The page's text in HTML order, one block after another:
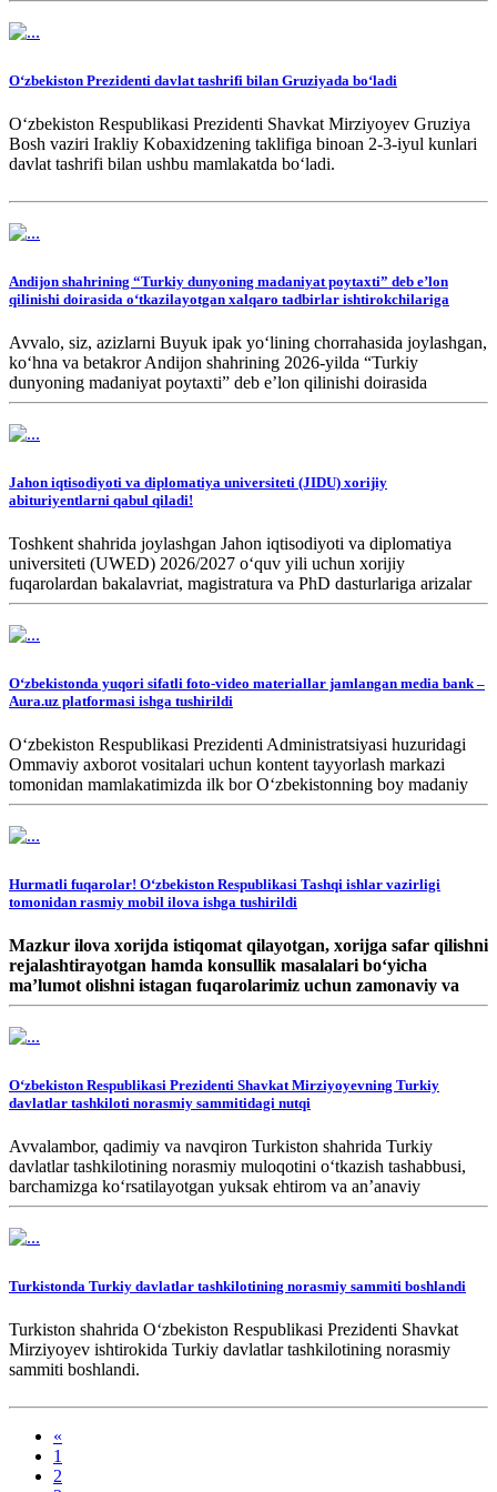
Oʻzbekiston Prezidenti davlat tashrifi bilan Gruziyada boʻladi
Oʻzbekiston Respublikasi Prezidenti Shavkat Mirziyoyev Gruziya
Bosh vaziri Irakliy Kobaxidzening taklifiga binoan 2-3-iyul kunlari
davlat tashrifi bilan ushbu mamlakatda boʻladi.
Andijon shahrining “Turkiy dunyoning madaniyat poytaxti” deb eʼlon
qilinishi doirasida oʻtkazilayotgan xalqaro tadbirlar ishtirokchilariga
Avvalo, siz, azizlarni Buyuk ipak yoʻlining chorrahasida joylashgan,
koʻhna va betakror Andijon shahrining 2026-yilda “Turkiy
dunyoning madaniyat poytaxti” deb eʼlon qilinishi doirasida
oʻtkazilayotgan tadbirlarning ochilishi bilan chin qalbimdan samimiy
muborakbod etaman.
Jahon iqtisodiyoti va diplomatiya universiteti (JIDU) xorijiy
abituriyentlarni qabul qiladi!
Toshkent shahrida joylashgan Jahon iqtisodiyoti va diplomatiya
universiteti (UWED) 2026/2027 o‘quv yili uchun xorijiy
fuqarolardan bakalavriat, magistratura va PhD dasturlariga arizalar
qabul qiladi.
O‘zbekistonda yuqori sifatli foto-video materiallar jamlangan media bank –
Aura.uz platformasi ishga tushirildi
O‘zbekiston Respublikasi Prezidenti Administratsiyasi huzuridagi
Ommaviy axborot vositalari uchun kontent tayyorlash markazi
tomonidan mamlakatimizda ilk bor O‘zbekistonning boy madaniy
merosi, betakror tabiati, zamonaviy shaharlari va turmush tarzini aks
ettiruvchi foto hamda video materiallarni bir joyga jamlagan
innovatsion media bank – Aura.uz platformasi ishga tushirildi.
Hurmatli fuqarolar! O‘zbekiston Respublikasi Tashqi ishlar vazirligi
tomonidan rasmiy mobil ilova ishga tushirildi
Mazkur ilova xorijda istiqomat qilayotgan, xorijga safar qilishni
rejalashtirayotgan hamda konsullik masalalari bo‘yicha
ma’lumot olishni istagan fuqarolarimiz uchun zamonaviy va
qulay yechim hisoblanadi.
Oʻzbekiston Respublikasi Prezidenti Shavkat Mirziyoyevning Turkiy
davlatlar tashkiloti norasmiy sammitidagi nutqi
Avvalambor, qadimiy va navqiron Turkiston shahrida Turkiy
davlatlar tashkilotining norasmiy muloqotini oʻtkazish tashabbusi,
barchamizga koʻrsatilayotgan yuksak ehtirom va anʼanaviy
mehmondoʻstlik uchun Qozogʻiston Respublikasi Prezidenti,
hurmatli Qasim-Jomart Kemelevich Toqayevga chin dildan
tashakkur izhor etaman.
Turkistonda Turkiy davlatlar tashkilotining norasmiy sammiti boshlandi
Turkiston shahrida O‘zbekiston Respublikasi Prezidenti Shavkat
Mirziyoyev ishtirokida Turkiy davlatlar tashkilotining norasmiy
sammiti boshlandi.
«
1
2